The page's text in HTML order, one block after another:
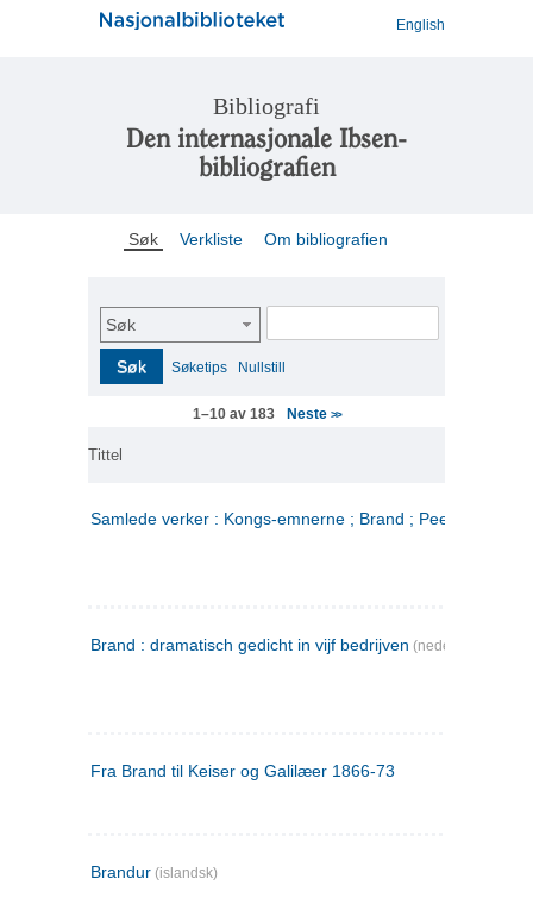
English
Bibliografi
Den internasjonale Ibsen-
bibliografien
Søk Verkliste Om bibliografien
Søk
Søk Søketips Nullstill
1–10 av 183 Neste >>
Tittel
Samlede verker : Kongs-emnerne ; Brand ; Peer Gynt. 2
Brand : dramatisch gedicht in vijf bedrijven (nederlandsk)
Fra Brand til Keiser og Galilæer 1866-73
Brandur (islandsk)